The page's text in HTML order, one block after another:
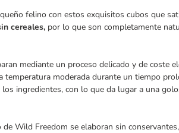
felino con estos exquisitos cubos que
cereales, por lo que son completamente
mediante un proceso delicado y de coste
temperatura moderada durante un tiempo
ingredientes, con lo que da lugar a una
Wild Freedom se elaboran sin